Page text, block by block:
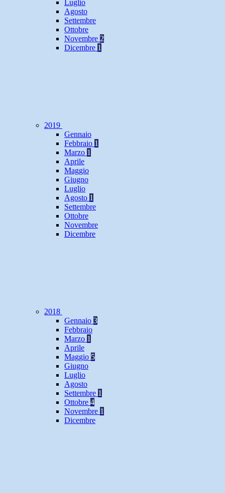
Luglio
Agosto
Settembre
Ottobre
Novembre 2
Dicembre 1
2019
Gennaio
Febbraio 1
Marzo 1
Aprile
Maggio
Giugno
Luglio
Agosto 1
Settembre
Ottobre
Novembre
Dicembre
2018
Gennaio 3
Febbraio
Marzo 1
Aprile
Maggio 5
Giugno
Luglio
Agosto
Settembre 1
Ottobre 4
Novembre 1
Dicembre